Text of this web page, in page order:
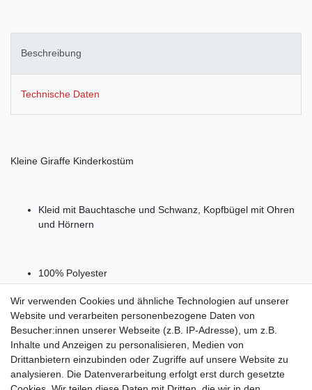
Beschreibung
Technische Daten
Kleine Giraffe Kinderkostüm
Kleid mit Bauchtasche und Schwanz, Kopfbügel mit Ohren
und Hörnern
100% Polyester
Kleid
Shop
Wir verwenden Cookies und ähnliche Technologien auf unserer
Website und verarbeiten personenbezogene Daten von
Besucher:innen unserer Webseite (z.B. IP-Adresse), um z.B.
Inhalte und Anzeigen zu personalisieren, Medien von
Drittanbietern einzubinden oder Zugriffe auf unsere Website zu
analysieren. Die Datenverarbeitung erfolgt erst durch gesetzte